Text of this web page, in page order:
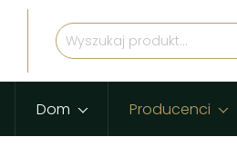
Dom Producenci